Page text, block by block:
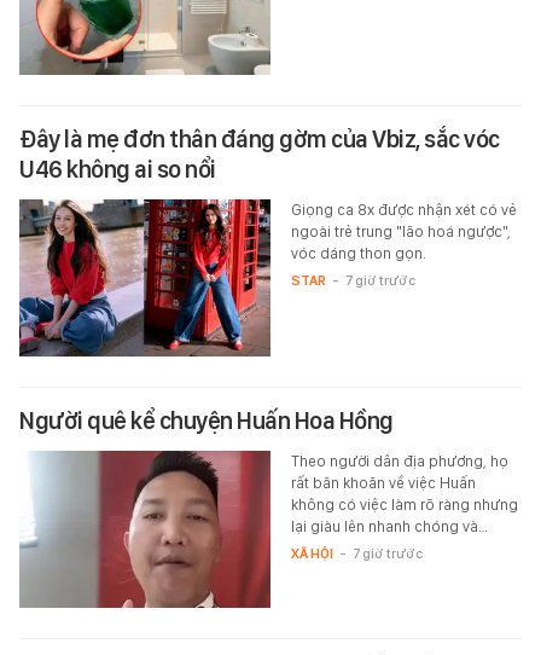
Đây là mẹ đơn thân đáng gờm của Vbiz, sắc vóc
U46 không ai so nổi
Giọng ca 8x được nhận xét có vẻ
ngoài trẻ trung "lão hoá ngược",
vóc dáng thon gọn.
STAR - 7 giờ trước
Người quê kể chuyện Huấn Hoa Hồng
Theo người dân địa phương, họ
rất băn khoăn về việc Huấn
không có việc làm rõ ràng nhưng
lại giàu lên nhanh chóng và…
XÃ HỘI - 7 giờ trước